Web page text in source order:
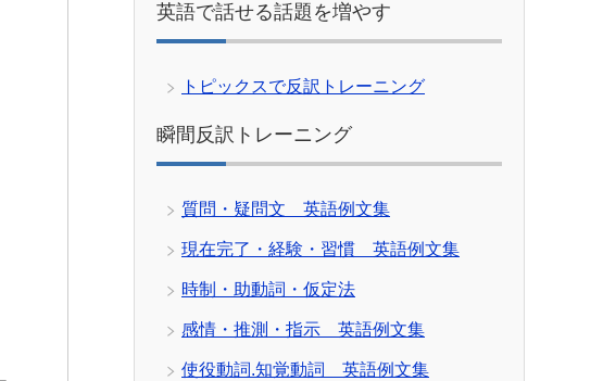
英語で話せる話題を増やす
トピックスで反訳トレーニング
瞬間反訳トレーニング
質問・疑問文 英語例文集
現在完了・経験・習慣 英語例文集
時制・助動詞・仮定法
感情・推測・指示 英語例文集
使役動詞.知覚動詞 英語例文集